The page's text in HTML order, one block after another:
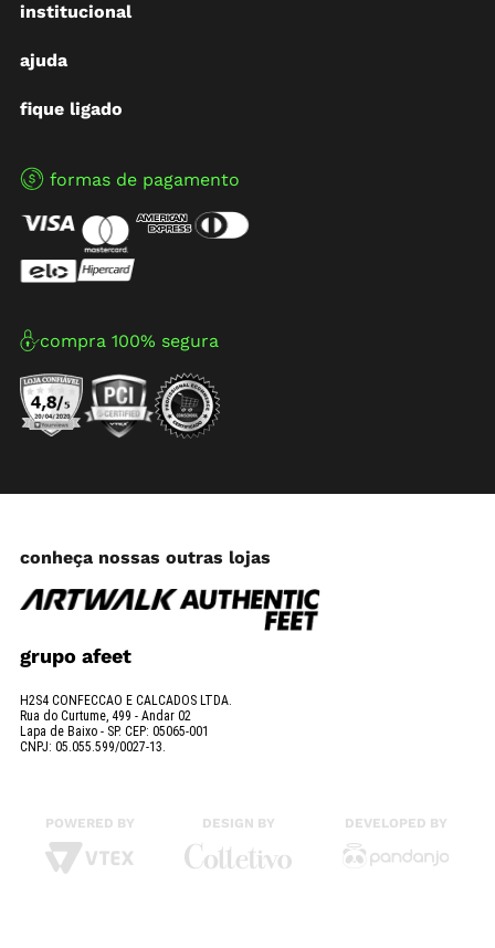
institucional
ajuda
fique ligado
formas de pagamento
compra 100% segura
conheça nossas outras lojas
grupo afeet
H2S4 CONFECCAO E CALCADOS LTDA.
Rua do Curtume, 499 - Andar 02
Lapa de Baixo - SP. CEP: 05065-001
CNPJ: 05.055.599/0027-13.
POWERED BY DESIGN BY DEVELOPED BY